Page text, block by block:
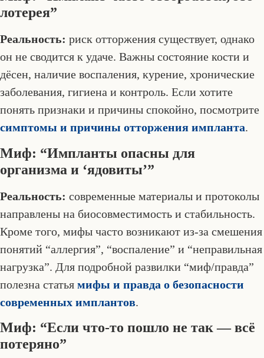
лотерея”
Реальность: риск отторжения существует, однако
он не сводится к удаче. Важны состояние кости и
дёсен, наличие воспаления, курение, хронические
заболевания, гигиена и контроль. Если хотите
понять признаки и причины спокойно, посмотрите
симптомы и причины отторжения импланта.
Миф: “Импланты опасны для
организма и ‘ядовиты’”
Реальность: современные материалы и протоколы
направлены на биосовместимость и стабильность.
Кроме того, мифы часто возникают из-за смешения
понятий “аллергия”, “воспаление” и “неправильная
нагрузка”. Для подробной развилки “миф/правда”
полезна статья мифы и правда о безопасности
современных имплантов.
Миф: “Если что-то пошло не так — всё
потеряно”